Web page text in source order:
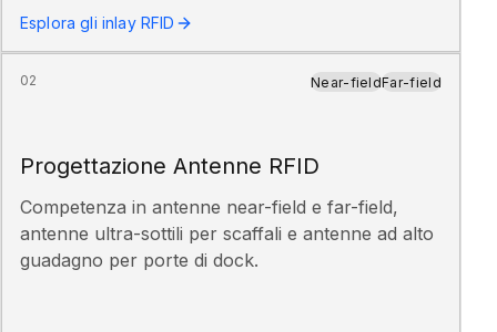
Esplora gli inlay RFID
02 Near-fieldFar-field
Progettazione Antenne RFID
Competenza in antenne near-field e far-field,
antenne ultra-sottili per scaffali e antenne ad alto
guadagno per porte di dock.